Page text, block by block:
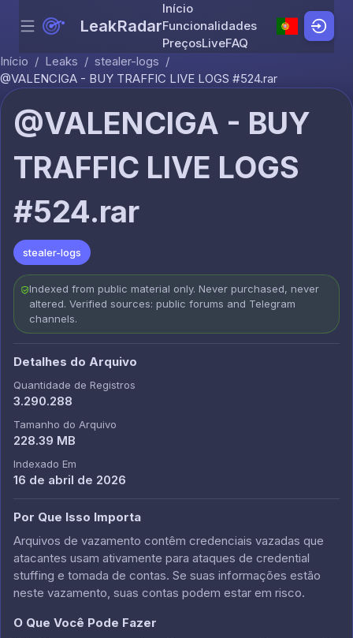
Skip to content
Menu LeakRadar
Início
Funcionalidades
PreçosLiveFAQ
Início / Leaks / stealer-logs /
@VALENCIGA - BUY TRAFFIC LIVE LOGS #524.rar
@VALENCIGA - BUY
TRAFFIC LIVE LOGS
#524.rar
stealer-logs
Indexed from public material only. Never purchased, never
altered. Verified sources: public forums and Telegram
channels.
Detalhes do Arquivo
Quantidade de Registros
3.290.288
Tamanho do Arquivo
228.39 MB
Indexado Em
16 de abril de 2026
Por Que Isso Importa
Arquivos de vazamento contêm credenciais vazadas que
atacantes usam ativamente para ataques de credential
stuffing e tomada de contas. Se suas informações estão
neste vazamento, suas contas podem estar em risco.
O Que Você Pode Fazer